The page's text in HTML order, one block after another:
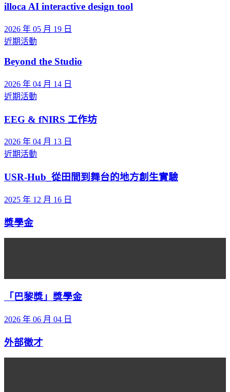
illoca AI interactive design tool
2026 年 05 月 19 日
近期活動
Beyond the Studio
2026 年 04 月 14 日
近期活動
EEG & fNIRS 工作坊
2026 年 04 月 13 日
近期活動
USR-Hub_從田間到舞台的地方創生實驗
2025 年 12 月 16 日
獎學金
「巴黎獎」獎學金
2026 年 06 月 04 日
外部徵才